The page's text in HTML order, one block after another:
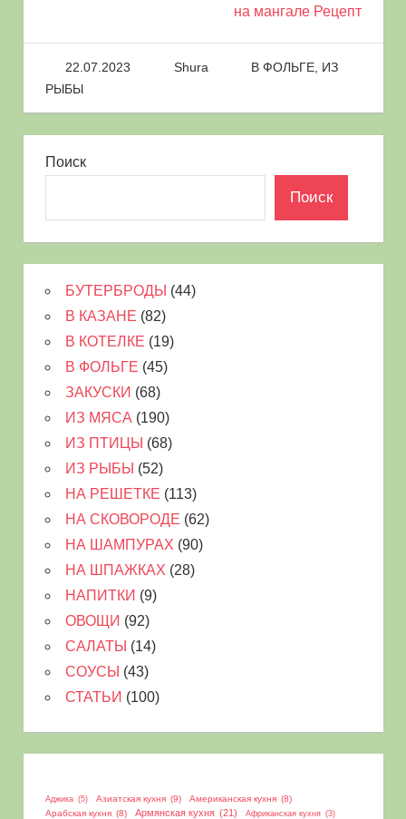
на мангале Рецепт
22.07.2023 Shura В ФОЛЬГЕ ИЗ
РЫБЫ
Поиск
Поиск
БУТЕРБРОДЫ (44)
В КАЗАНЕ (82)
В КОТЕЛКЕ (19)
В ФОЛЬГЕ (45)
ЗАКУСКИ (68)
ИЗ МЯСА (190)
ИЗ ПТИЦЫ (68)
ИЗ РЫБЫ (52)
НА РЕШЕТКЕ (113)
НА СКОВОРОДЕ (62)
НА ШАМПУРАХ (90)
НА ШПАЖКАХ (28)
НАПИТКИ (9)
ОВОЩИ (92)
САЛАТЫ (14)
СОУСЫ (43)
СТАТЬИ (100)
Аджика (5) Азиатская кухня (9) Американская кухня (8)
Арабская кухня (8) Армянская кухня (21) Африканская кухня (3)